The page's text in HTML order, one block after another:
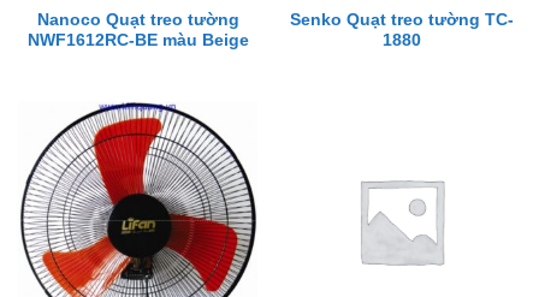
Nanoco Quạt treo tường
NWF1612RC-BE màu Beige
Senko Quạt treo tường TC-
1880